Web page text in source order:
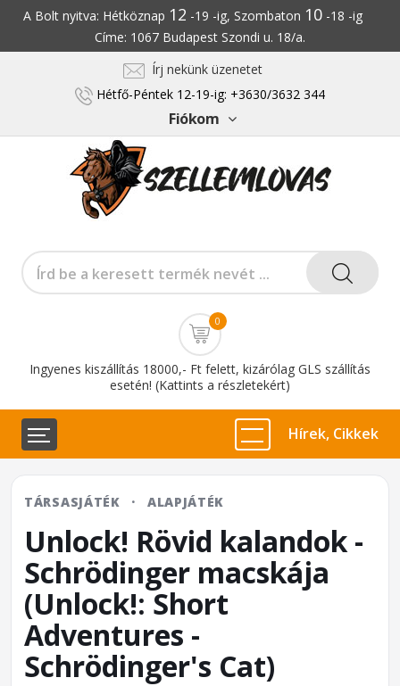
A Bolt nyitva: Hétköznap 12 -19 -ig, Szombaton 10-18 -ig
Címe: 1067 Budapest Szondi u. 18/a.
Írj nekünk üzenetet
Hétfő-Péntek 12-19-ig: +3630/3632 344
Fiókom
0
Ingyenes kiszállítás 18000,- Ft felett, kizárólag GLS szállítás
esetén! (Kattints a részletekért)
Hírek, Cikkek
TÁRSASJÁTÉK · ALAPJÁTÉK
Unlock! Rövid kalandok -
Schrödinger macskája
(Unlock!: Short
Adventures -
Schrödinger's Cat)